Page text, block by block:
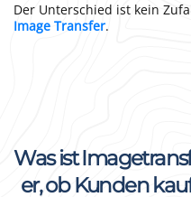
Der Unterschied ist kein
Image Transfer.
Was ist
er, ob Kunden